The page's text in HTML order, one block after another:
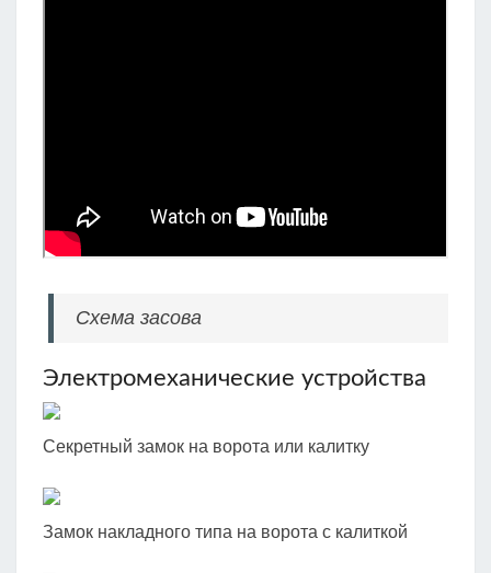
Схема засова
Электромеханические устройства
Секретный замок на ворота или калитку
Замок накладного типа на ворота с калиткой